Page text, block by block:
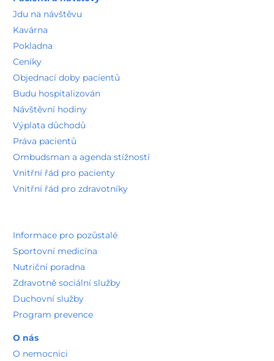
CT pracoviště
Radiologické oddělení a zobrazovací metody
Detail pracoviště
Novorozenecké oddělení
Detail pracoviště
Standardní lůžkové oddělení porodnické (porodnice)
Gynekologicko-porodnické oddělení
Detail pracoviště
Hojení chronických ran
Chirurgické oddělení
Urologická ambulance
Chirurgické oddělení
Detail pracoviště
Dětská chirurgická ambulance
Chirurgické oddělení
Detail pracoviště
Chirurgické oddělení
Prsní poradna
Chirurgické oddělení
Detail pracoviště
Ortopedie a traumatologie
Detail pracoviště
Jdu na návštěvu
Kavárna
Pokladna
Ceníky
Objednací doby pacientů
Budu hospitalizován
Návštěvní hodiny
Výplata důchodů
Práva pacientů
Ombudsman a agenda stížností
Vnitřní řád pro pacienty
Vnitřní řád pro zdravotníky
Informace pro pozůstalé
Sportovní medicína
Nutriční poradna
Zdravotně sociální služby
Duchovní služby
Program prevence
O nás
O nemocnici